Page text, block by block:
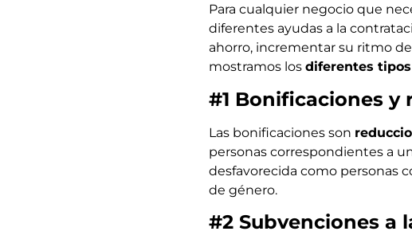
Para cualquier negocio que
diferentes ayudas a la
ahorro, incrementar su ritmo
mostramos los diferentes
#1 Bonificaciones y
Las bonificaciones son
personas correspondientes a
desfavorecida como personas
de género.
#2 Subvenciones a